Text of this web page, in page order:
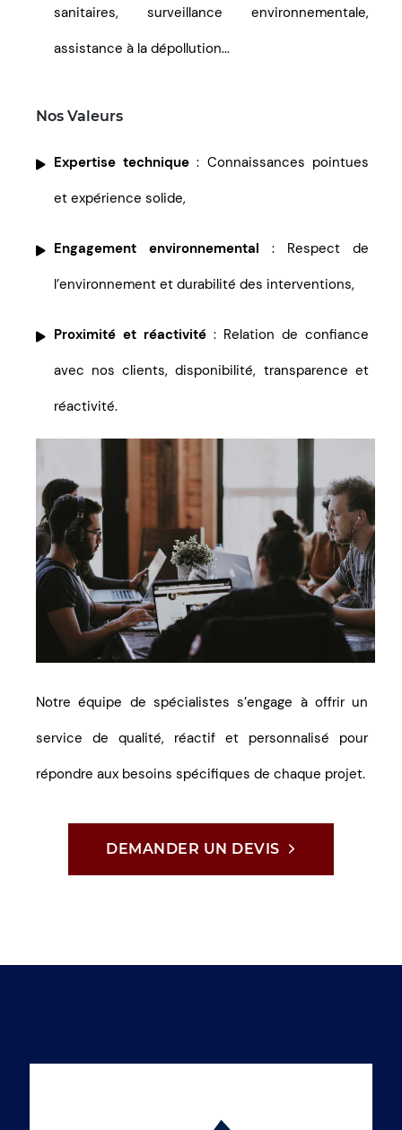
sanitaires, surveillance environnementale,
assistance à la dépollution...
Nos Valeurs
Expertise technique : Connaissances pointues
et expérience solide,
Engagement environnemental : Respect de
l’environnement et durabilité des interventions,
Proximité et réactivité: Relation de confiance
avec nos clients, disponibilité, transparence et
réactivité.
Notre équipe de spécialistes s’engage à offrir un
service de qualité, réactif et personnalisé pour
répondre aux besoins spécifiques de chaque projet.
DEMANDER UN DEVIS